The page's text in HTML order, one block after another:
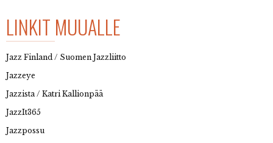
LINKIT MUUALLE
Jazz Finland / Suomen Jazzliitto
Jazzeye
Jazzista / Katri Kallionpää
JazzIt365
Jazzpossu